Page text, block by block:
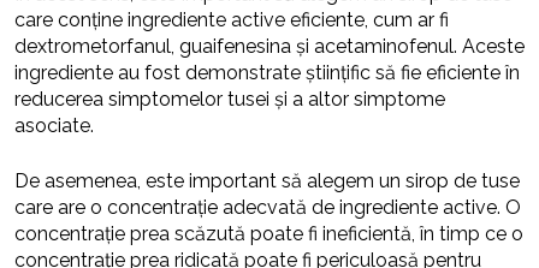
care conține ingrediente active eficiente, cum ar fi
dextrometorfanul, guaifenesina și acetaminofenul. Aceste
ingrediente au fost demonstrate științific să fie eficiente în
reducerea simptomelor tusei și a altor simptome
asociate.
De asemenea, este important să alegem un sirop de tuse
care are o concentrație adecvată de ingrediente active. O
concentrație prea scăzută poate fi ineficientă, în timp ce o
concentrație prea ridicată poate fi periculoasă pentru